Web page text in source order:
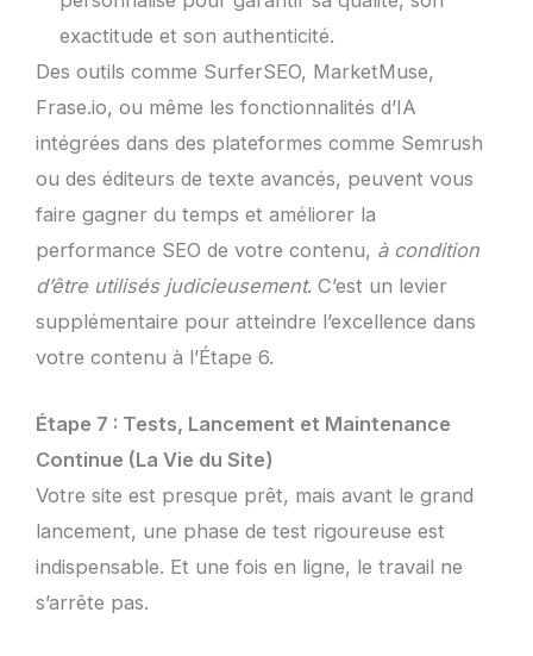
exactitude et son authenticité.
Des outils comme SurferSEO, MarketMuse,
Frase.io, ou même les fonctionnalités d’IA
intégrées dans des plateformes comme Semrush
ou des éditeurs de texte avancés, peuvent vous
faire gagner du temps et améliorer la
performance SEO de votre contenu, à condition
d’être utilisés judicieusement. C’est un levier
supplémentaire pour atteindre l’excellence dans
votre contenu à l’Étape 6.
Étape 7 : Tests, Lancement et Maintenance
Continue (La Vie du Site)
Votre site est presque prêt, mais avant le grand
lancement, une phase de test rigoureuse est
indispensable. Et une fois en ligne, le travail ne
s’arrête pas.